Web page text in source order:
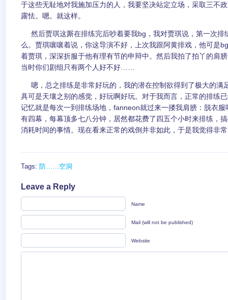
于这些无耻地对我施加压力的人，我要坚决站定立场，采取三
露怯。嗯。就这样。
然后贾琪这厮在排练完后吵着要我bg，我对贾琪说，第一次排
么。贾琪嚷嚷着说，你这导演不好，上次我跟阿黄排戏，他可
着贾琪，深深折服于他有理有节的申辩中。然后我拍了拍丫的肩
当时你们剧组只有两个人好不好……
嗯，总之排练是非常好玩的，我的潜在控制欲得到了极大的满
具可是天壤之别的感觉，好玩啊好玩。对于我而言，正常的排练
记忆就是每次一到排练场地，fanneon就过来一搂我肩膀：脱衣
有四幕，每幕顶多七八分钟，居然都花费了四五个小时来排练，
消耗时间的事情。现在看来正常的戏倒并非如此，于是我觉得非
Tags: 防……空洞
Leave a Reply
Name
Mail (will not be published)
Website